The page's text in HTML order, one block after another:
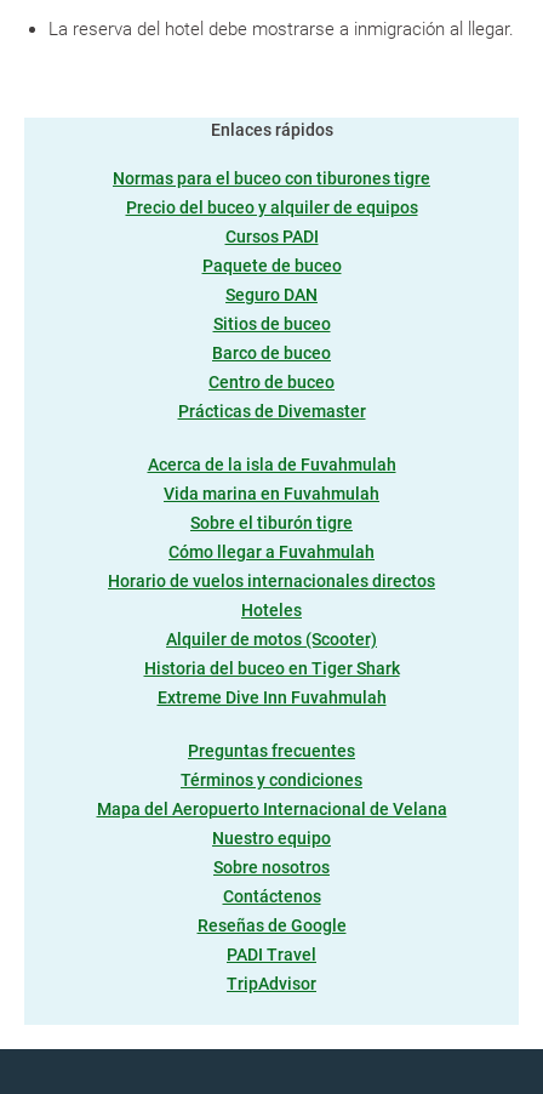
La reserva del hotel debe mostrarse a inmigración al llegar.
Enlaces rápidos
Normas para el buceo con tiburones tigre
Precio del buceo y alquiler de equipos
Cursos PADI
Paquete de buceo
Seguro DAN
Sitios de buceo
Barco de buceo
Centro de buceo
Prácticas de Divemaster
Acerca de la isla de Fuvahmulah
Vida marina en Fuvahmulah
Sobre el tiburón tigre
Cómo llegar a Fuvahmulah
Horario de vuelos internacionales directos
Hoteles
Alquiler de motos (Scooter)
Historia del buceo en Tiger Shark
Extreme Dive Inn Fuvahmulah
Preguntas frecuentes
Términos y condiciones
Mapa del Aeropuerto Internacional de Velana
Nuestro equipo
Sobre nosotros
Contáctenos
Reseñas de Google
PADI Travel
TripAdvisor